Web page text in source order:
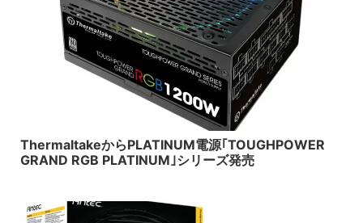
ThermaltakeからPLATINUM電源｢TOUGHPOWER
GRAND RGB PLATINUM｣シリーズ発売